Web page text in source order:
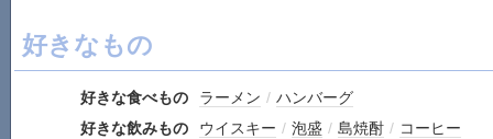
好きなもの
好きな食べもの ラーメン / ハンバーグ
好きな飲みもの
ウイスキー / 泡盛 / 島焼酎 / コーヒー